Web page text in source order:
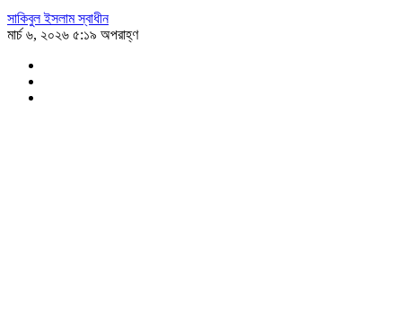
সাকিবুল ইসলাম স্বাধীন
মার্চ ৬, ২০২৬ ৫:১৯ অপরাহ্ণ